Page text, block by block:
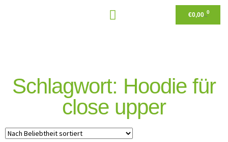
€0,00 0
Schlagwort: Hoodie für
close upper